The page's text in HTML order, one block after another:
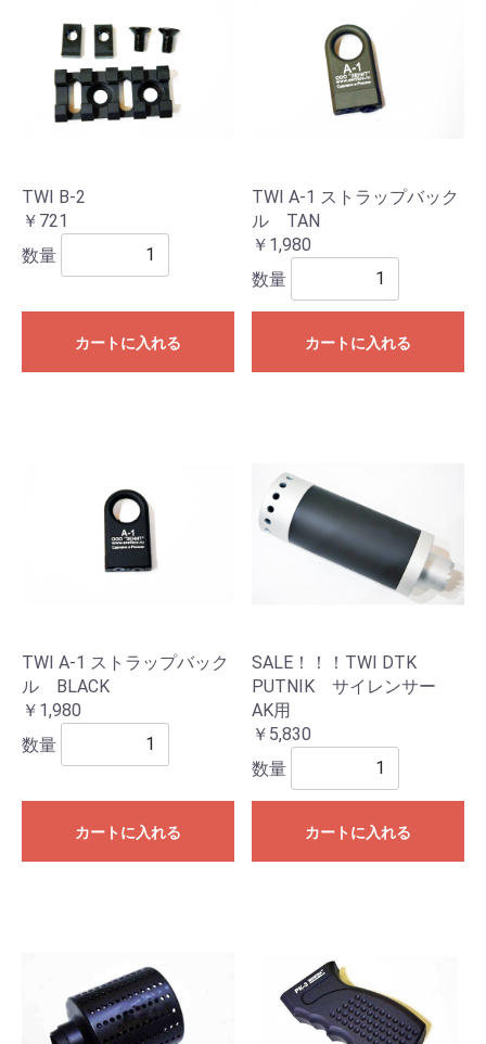
TWI B-2
￥721
数量
カートに入れる
TWI A-1 ストラップバック
ル TAN
￥1,980
数量
カートに入れる
TWI A-1 ストラップバック
ル BLACK
￥1,980
数量
カートに入れる
SALE！！！TWI DTK
PUTNIK サイレンサー
AK用
￥5,830
数量
カートに入れる